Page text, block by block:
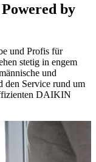
by
und Profis für
stetig in engem
und
den Service rund um
DAIKIN